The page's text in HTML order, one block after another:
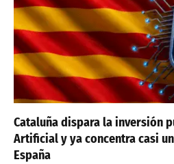
Cataluña dispara la inversión
Artificial y ya concentra casi
España